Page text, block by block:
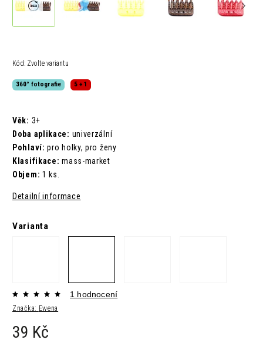
Kód: Zvolte variantu
360° fotografie 5 + 1
Věk: 3+
Doba aplikace: univerzální
Pohlaví: pro holky, pro ženy
Klasifikace: mass-market
Objem: 1 ks.
Detailní informace
Varianta
Značka: Ewena
1 hodnocení
39 Kč